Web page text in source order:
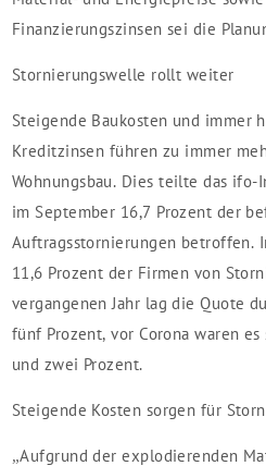
Finanzierungszinsen sei die
Stornierungswelle rollt weiter
Steigende Baukosten und immer
Kreditzinsen führen zu immer
Wohnungsbau. Dies teilte das
im September 16,7 Prozent der
Auftragsstornierungen betroffen.
11,6 Prozent der Firmen von
vergangenen Jahr lag die Quote
fünf Prozent, vor Corona waren
und zwei Prozent.
Steigende Kosten sorgen für
„Aufgrund der explodierenden